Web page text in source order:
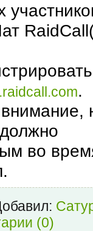
.
во
(0)